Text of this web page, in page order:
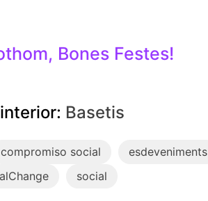
Bones Festes!
Basetis
compromiso social esdeveniments
social